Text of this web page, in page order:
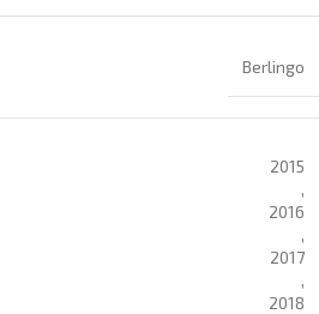
Berlingo
2015
,
2016
,
2017
,
2018